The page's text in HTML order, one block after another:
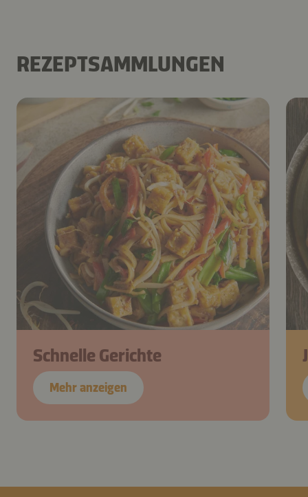
REZEPTSAMMLUNGEN
Schnelle Gerichte
Mehr anzeigen